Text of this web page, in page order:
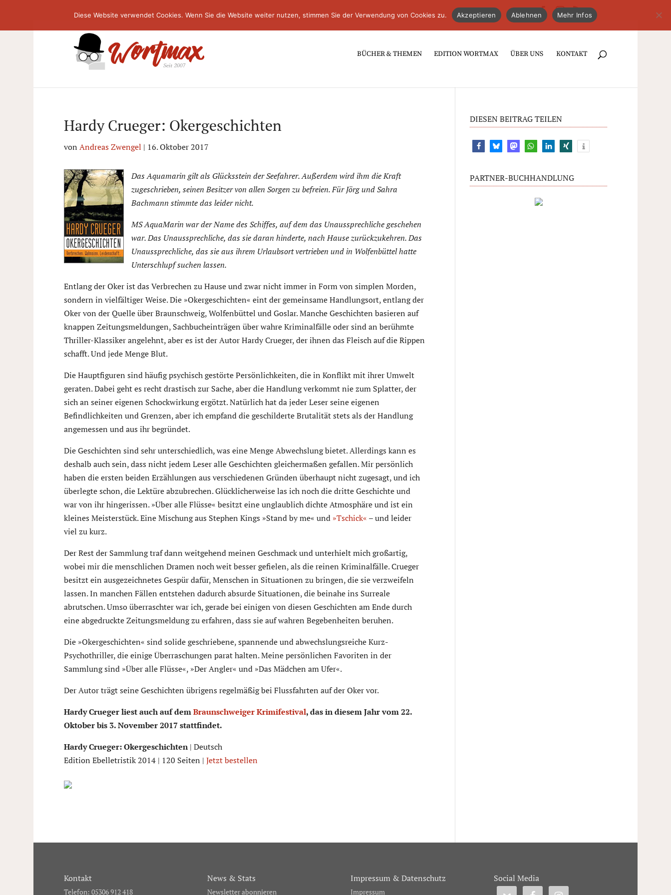
BÜCHER & THEMEN EDITION WORTMAX ÜBER UNS KONTAKT
Hardy Crueger: Okergeschichten
von Andreas Zwengel | 16. Oktober 2017
Das Aquamarin gilt als Glücksstein der Seefahrer. Außerdem wird ihm die Kraft
zugeschrieben, seinen Besitzer von allen Sorgen zu befreien. Für Jörg und Sahra
Bachmann stimmte das leider nicht.
MS AquaMarin war der Name des Schiffes, auf dem das Unaussprechliche geschehen
war. Das Unaussprechliche, das sie daran hinderte, nach Hause zurückzukehren. Das
Unaussprechliche, das sie aus ihrem Urlaubsort vertrieben und in Wolfenbüttel hatte
Unterschlupf suchen lassen.
Entlang der Oker ist das Verbrechen zu Hause und zwar nicht immer in Form von simplen Morden,
sondern in vielfältiger Weise. Die »Okergeschichten« eint der gemeinsame Handlungsort, entlang der
Oker von der Quelle über Braunschweig, Wolfenbüttel und Goslar. Manche Geschichten basieren auf
knappen Zeitungsmeldungen, Sachbucheinträgen über wahre Kriminalfälle oder sind an berühmte
Thriller-Klassiker angelehnt, aber es ist der Autor Hardy Crueger, der ihnen das Fleisch auf die Rippen
schafft. Und jede Menge Blut.
Die Hauptfiguren sind häufig psychisch gestörte Persönlichkeiten, die in Konflikt mit ihrer Umwelt
geraten. Dabei geht es recht drastisch zur Sache, aber die Handlung verkommt nie zum Splatter, der
sich an seiner eigenen Schockwirkung ergötzt. Natürlich hat da jeder Leser seine eigenen
Befindlichkeiten und Grenzen, aber ich empfand die geschilderte Brutalität stets als der Handlung
angemessen und aus ihr begründet.
Die Geschichten sind sehr unterschiedlich, was eine Menge Abwechslung bietet. Allerdings kann es
deshalb auch sein, dass nicht jedem Leser alle Geschichten gleichermaßen gefallen. Mir persönlich
haben die ersten beiden Erzählungen aus verschiedenen Gründen überhaupt nicht zugesagt, und ich
überlegte schon, die Lektüre abzubrechen. Glücklicherweise las ich noch die dritte Geschichte und
war von ihr hingerissen. »Über alle Flüsse« besitzt eine unglaublich dichte Atmosphäre und ist ein
kleines Meisterstück. Eine Mischung aus Stephen Kings »Stand by me« und »Tschick« – und leider
viel zu kurz.
Der Rest der Sammlung traf dann weitgehend meinen Geschmack und unterhielt mich großartig,
wobei mir die menschlichen Dramen noch weit besser gefielen, als die reinen Kriminalfälle. Crueger
besitzt ein ausgezeichnetes Gespür dafür, Menschen in Situationen zu bringen, die sie verzweifeln
lassen. In manchen Fällen entstehen dadurch absurde Situationen, die beinahe ins Surreale
abrutschen. Umso überraschter war ich, gerade bei einigen von diesen Geschichten am Ende durch
eine abgedruckte Zeitungsmeldung zu erfahren, dass sie auf wahren Begebenheiten beruhen.
Die »Okergeschichten« sind solide geschriebene, spannende und abwechslungsreiche Kurz-
Psychothriller, die einige Überraschungen parat halten. Meine persönlichen Favoriten in der
Sammlung sind »Über alle Flüsse«, »Der Angler« und »Das Mädchen am Ufer«.
Der Autor trägt seine Geschichten übrigens regelmäßig bei Flussfahrten auf der Oker vor.
Hardy Crueger liest auch auf demBraunschweiger Krimifestival, das in diesem Jahr vom 22.
Oktober bis 3. November 2017 stattfindet.
Hardy Crueger: Okergeschichten| Deutsch
Edition Ebelletristik 2014 | 120 Seiten | Jetzt bestellen
DIESEN BEITRAG TEILEN
PARTNER-BUCHHANDLUNG
Kontakt
Telefon: 05306 912 418
News & Stats
Newsletter abonnieren
Impressum & Datenschutz
Impressum
Social Media
Diese Website verwendet Cookies. Wenn Sie die Website weiter nutzen, stimmen Sie der Verwendung von Cookies zu. Akzeptieren Ablehnen Mehr Infos